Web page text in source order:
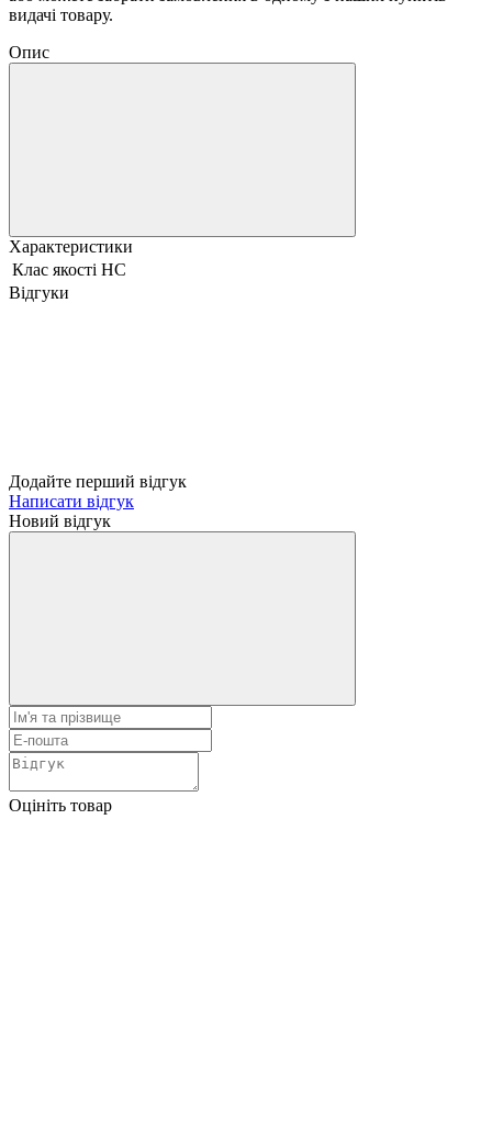
видачі товару.
Опис
Характеристики
Клас якості HC
Відгуки
Додайте перший відгук
Написати відгук
Новий відгук
Оцініть товар